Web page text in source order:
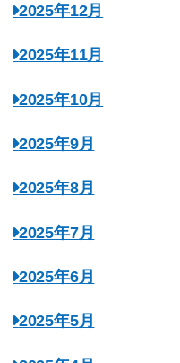
2025年12月
2025年11月
2025年10月
2025年9月
2025年8月
2025年7月
2025年6月
2025年5月